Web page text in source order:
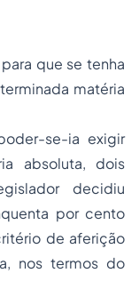
que se tenha
matéria
se-ia exigir
absoluta, dois
decidiu
por cento
de aferição
nos termos do